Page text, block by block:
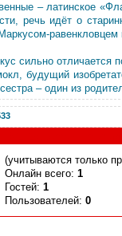
– латинское
речь идёт о
сильно отличается
будущий
– один из
(учитываются только
Онлайн всего: 1
Гостей: 1
Пользователей: 0